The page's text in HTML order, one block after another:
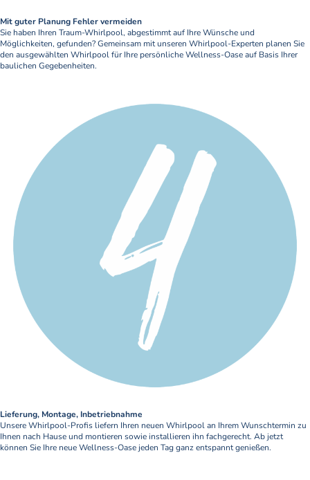
Mit guter Planung Fehler vermeiden
Sie haben Ihren Traum-Whirlpool, abgestimmt auf Ihre Wünsche und
Möglichkeiten, gefunden? Gemeinsam mit unseren Whirlpool-Experten planen Sie
den ausgewählten Whirlpool für Ihre persönliche Wellness-Oase auf Basis Ihrer
baulichen Gegebenheiten.
Lieferung, Montage, Inbetriebnahme
Unsere Whirlpool-Profis liefern Ihren neuen Whirlpool an Ihrem Wunschtermin zu
Ihnen nach Hause und montieren sowie installieren ihn fachgerecht. Ab jetzt
können Sie Ihre neue Wellness-Oase jeden Tag ganz entspannt genießen.